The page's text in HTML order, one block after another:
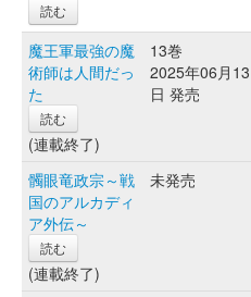
読む
魔王軍最強の魔
術師は人間だっ
た
読む
(連載終了)
13巻
2025年06月13
日 発売
髑眼竜政宗～戦
国のアルカディ
ア外伝～
読む
(連載終了)
未発売